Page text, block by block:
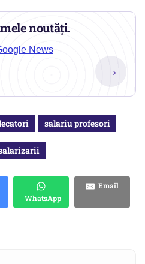
noutăți.
News
→
salariu profesori
WhatsApp
Email